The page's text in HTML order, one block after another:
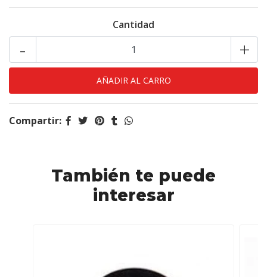
Cantidad
+
-
Compartir:
También te puede
interesar